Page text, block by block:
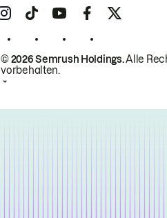
© 2026 Semrush Holdings.Alle
vorbehalten.